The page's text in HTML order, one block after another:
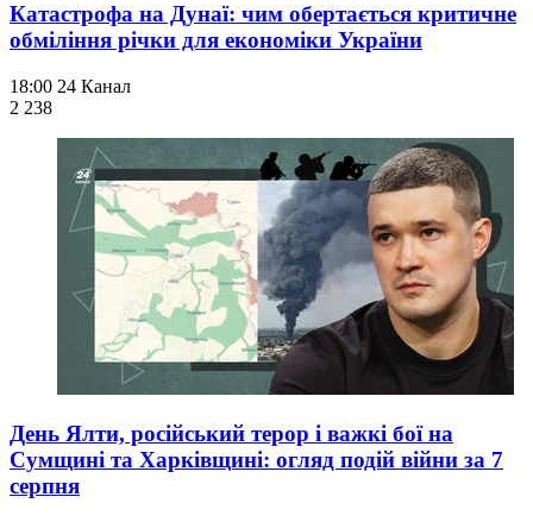
Катастрофа на Дунаї: чим обертається критичне
обміління річки для економіки України
18:00 24 Канал
2 238
День Ялти, російський терор і важкі бої на
Сумщині та Харківщині: огляд подій війни за 7
серпня